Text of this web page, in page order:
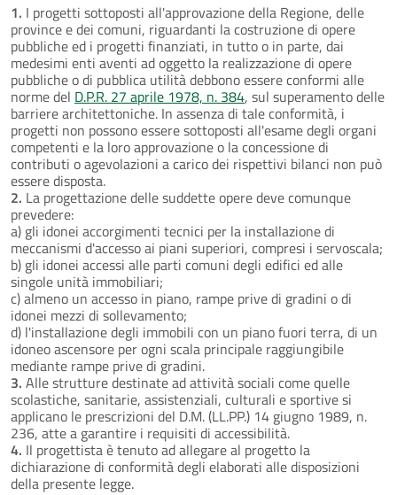
1. I progetti sottoposti all'approvazione della Regione, delle
province e dei comuni, riguardanti la costruzione di opere
pubbliche ed i progetti finanziati, in tutto o in parte, dai
medesimi enti aventi ad oggetto la realizzazione di opere
pubbliche o di pubblica utilità debbono essere conformi alle
norme del D.P.R. 27 aprile 1978, n. 384, sul superamento delle
barriere architettoniche. In assenza di tale conformità, i
progetti non possono essere sottoposti all'esame degli organi
competenti e la loro approvazione o la concessione di
contributi o agevolazioni a carico dei rispettivi bilanci non può
essere disposta.
2. La progettazione delle suddette opere deve comunque
prevedere:
a) gli idonei accorgimenti tecnici per la installazione di
meccanismi d'accesso ai piani superiori, compresi i servoscala;
b) gli idonei accessi alle parti comuni degli edifici ed alle
singole unità immobiliari;
c) almeno un accesso in piano, rampe prive di gradini o di
idonei mezzi di sollevamento;
d) l'installazione degli immobili con un piano fuori terra, di un
idoneo ascensore per ogni scala principale raggiungibile
mediante rampe prive di gradini.
3. Alle strutture destinate ad attività sociali come quelle
scolastiche, sanitarie, assistenziali, culturali e sportive si
applicano le prescrizioni del D.M. (LL.PP.) 14 giugno 1989, n.
236, atte a garantire i requisiti di accessibilità.
4. Il progettista è tenuto ad allegare al progetto la
dichiarazione di conformità degli elaborati alle disposizioni
della presente legge.